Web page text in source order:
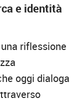
e identità
riflessione
oggi dialoga